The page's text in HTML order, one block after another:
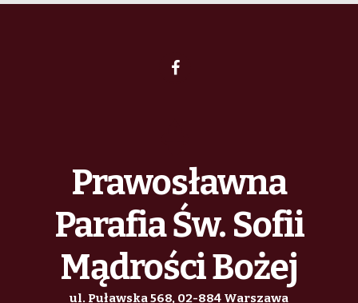
Prawosławna
Parafia Św. Sofii
Mądrości Bożej
ul. Puławska 568, 02-884 Warszawa